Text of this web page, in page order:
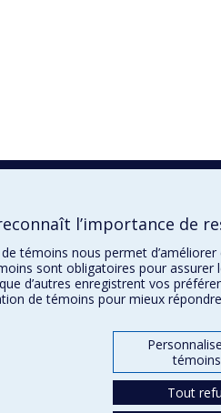
l’importance de
de témoins nous permet
sont obligatoires pour
d’autres enregistrent vos
de témoins pour mieux
témoins
Tout